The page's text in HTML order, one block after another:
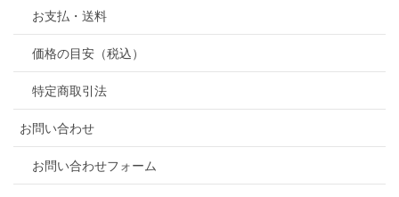
お支払・送料
価格の目安（税込）
特定商取引法
お問い合わせ
お問い合わせフォーム